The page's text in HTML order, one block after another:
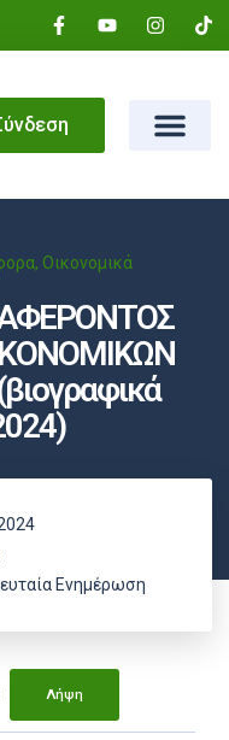
, Οικονομικά
Ενημέρωση
Λήψη